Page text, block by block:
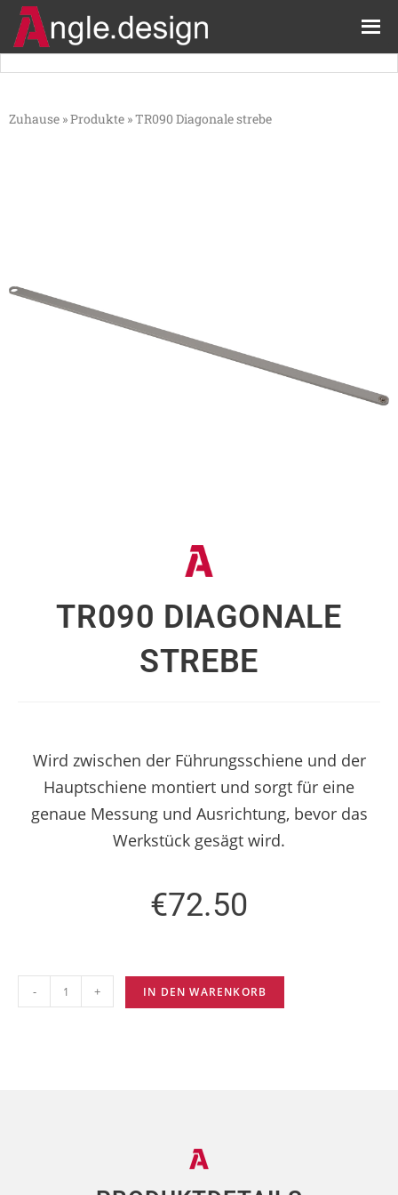
Zuhause »Produkte »TR090 Diagonale strebe
TR090 DIAGONALE
STREBE
Wird zwischen der Führungsschiene und der
Hauptschiene montiert und sorgt für eine
genaue Messung und Ausrichtung, bevor das
Werkstück gesägt wird.
€72.50
- + IN DEN WARENKORB